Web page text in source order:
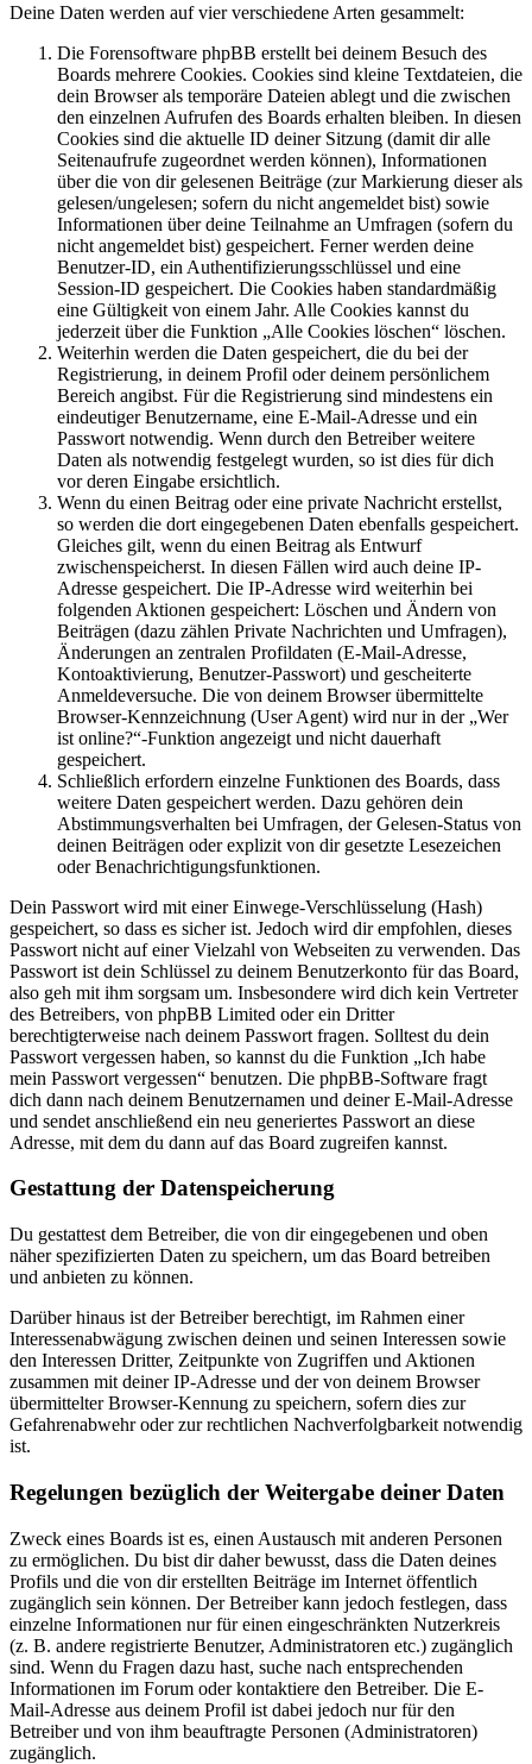
Deine Daten werden auf vier verschiedene Arten gesammelt:
Die Forensoftware phpBB erstellt bei deinem Besuch des
Boards mehrere Cookies. Cookies sind kleine Textdateien, die
dein Browser als temporäre Dateien ablegt und die zwischen
den einzelnen Aufrufen des Boards erhalten bleiben. In diesen
Cookies sind die aktuelle ID deiner Sitzung (damit dir alle
Seitenaufrufe zugeordnet werden können), Informationen
über die von dir gelesenen Beiträge (zur Markierung dieser als
gelesen/ungelesen; sofern du nicht angemeldet bist) sowie
Informationen über deine Teilnahme an Umfragen (sofern du
nicht angemeldet bist) gespeichert. Ferner werden deine
Benutzer-ID, ein Authentifizierungsschlüssel und eine
Session-ID gespeichert. Die Cookies haben standardmäßig
eine Gültigkeit von einem Jahr. Alle Cookies kannst du
jederzeit über die Funktion „Alle Cookies löschen“ löschen.
Weiterhin werden die Daten gespeichert, die du bei der
Registrierung, in deinem Profil oder deinem persönlichem
Bereich angibst. Für die Registrierung sind mindestens ein
eindeutiger Benutzername, eine E-Mail-Adresse und ein
Passwort notwendig. Wenn durch den Betreiber weitere
Daten als notwendig festgelegt wurden, so ist dies für dich
vor deren Eingabe ersichtlich.
Wenn du einen Beitrag oder eine private Nachricht erstellst,
so werden die dort eingegebenen Daten ebenfalls gespeichert.
Gleiches gilt, wenn du einen Beitrag als Entwurf
zwischenspeicherst. In diesen Fällen wird auch deine IP-
Adresse gespeichert. Die IP-Adresse wird weiterhin bei
folgenden Aktionen gespeichert: Löschen und Ändern von
Beiträgen (dazu zählen Private Nachrichten und Umfragen),
Änderungen an zentralen Profildaten (E-Mail-Adresse,
Kontoaktivierung, Benutzer-Passwort) und gescheiterte
Anmeldeversuche. Die von deinem Browser übermittelte
Browser-Kennzeichnung (User Agent) wird nur in der „Wer
ist online?“-Funktion angezeigt und nicht dauerhaft
gespeichert.
Schließlich erfordern einzelne Funktionen des Boards, dass
weitere Daten gespeichert werden. Dazu gehören dein
Abstimmungsverhalten bei Umfragen, der Gelesen-Status von
deinen Beiträgen oder explizit von dir gesetzte Lesezeichen
oder Benachrichtigungsfunktionen.
Dein Passwort wird mit einer Einwege-Verschlüsselung (Hash)
gespeichert, so dass es sicher ist. Jedoch wird dir empfohlen, dieses
Passwort nicht auf einer Vielzahl von Webseiten zu verwenden. Das
Passwort ist dein Schlüssel zu deinem Benutzerkonto für das Board,
also geh mit ihm sorgsam um. Insbesondere wird dich kein Vertreter
des Betreibers, von phpBB Limited oder ein Dritter
berechtigterweise nach deinem Passwort fragen. Solltest du dein
Passwort vergessen haben, so kannst du die Funktion „Ich habe
mein Passwort vergessen“ benutzen. Die phpBB-Software fragt
dich dann nach deinem Benutzernamen und deiner E-Mail-Adresse
und sendet anschließend ein neu generiertes Passwort an diese
Adresse, mit dem du dann auf das Board zugreifen kannst.
Gestattung der Datenspeicherung
Du gestattest dem Betreiber, die von dir eingegebenen und oben
näher spezifizierten Daten zu speichern, um das Board betreiben
und anbieten zu können.
Darüber hinaus ist der Betreiber berechtigt, im Rahmen einer
Interessenabwägung zwischen deinen und seinen Interessen sowie
den Interessen Dritter, Zeitpunkte von Zugriffen und Aktionen
zusammen mit deiner IP-Adresse und der von deinem Browser
übermittelter Browser-Kennung zu speichern, sofern dies zur
Gefahrenabwehr oder zur rechtlichen Nachverfolgbarkeit notwendig
ist.
Regelungen bezüglich der Weitergabe deiner Daten
Zweck eines Boards ist es, einen Austausch mit anderen Personen
zu ermöglichen. Du bist dir daher bewusst, dass die Daten deines
Profils und die von dir erstellten Beiträge im Internet öffentlich
zugänglich sein können. Der Betreiber kann jedoch festlegen, dass
einzelne Informationen nur für einen eingeschränkten Nutzerkreis
(z. B. andere registrierte Benutzer, Administratoren etc.) zugänglich
sind. Wenn du Fragen dazu hast, suche nach entsprechenden
Informationen im Forum oder kontaktiere den Betreiber. Die E-
Mail-Adresse aus deinem Profil ist dabei jedoch nur für den
Betreiber und von ihm beauftragte Personen (Administratoren)
zugänglich.